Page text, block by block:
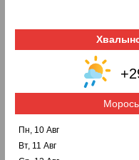
Морось
Пн, 10 Авг
Вт, 11 Авг